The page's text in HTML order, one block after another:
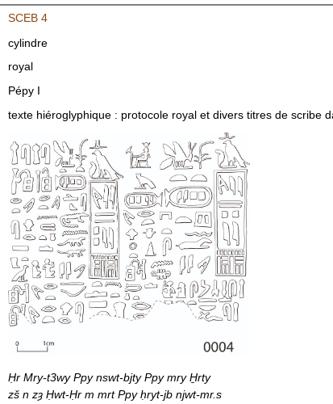
SCEB 4
cylindre
royal
Pépy I
texte hiéroglyphique : protocole royal et divers titres de scribe
Ḥr Mry-t3wy Ppy nswt-bjty Ppy mry H̱rty
zš n zȝ Ḥwt-Ḥr m mrt Ppy ḥryt-jb njwt-mr.s